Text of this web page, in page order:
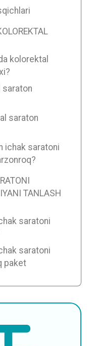
kolorektal
saraton
saraton
ichak saratoni
TANLASH
saratoni
saratoni
paket